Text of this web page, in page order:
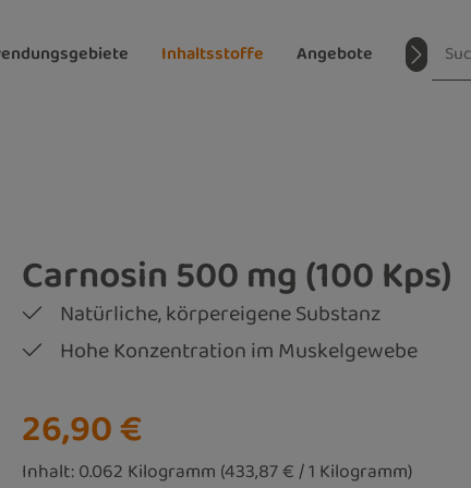
Inhaltsstoffe Angebote Magazin
Carnosin 500 mg (100 Kps)
Natürliche, körpereigene Substanz
Hohe Konzentration im Muskelgewebe
Regulärer Preis:
26,90 €
Inhalt:0.062 Kilogramm (433,87 € / 1 Kilogramm)